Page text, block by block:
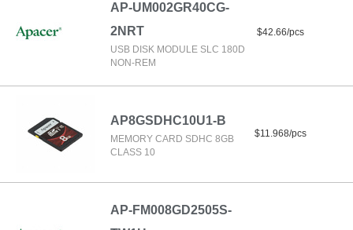
AP-UM002GR40CG-
2NRT
USB DISK MODULE SLC 180D
NON-REM
$42.66/pcs
AP8GSDHC10U1-B
MEMORY CARD SDHC 8GB
CLASS 10
$11.968/pcs
AP-FM008GD2505S-